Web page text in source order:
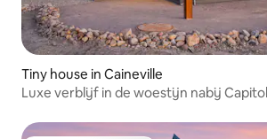
Tiny house in Caineville
Luxe verblijf in de woestijn nabij